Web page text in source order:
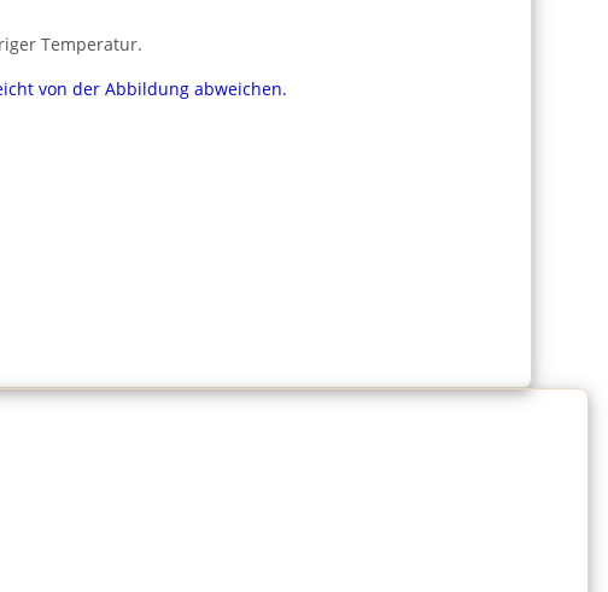
Temperatur.
von der Abbildung abweichen.